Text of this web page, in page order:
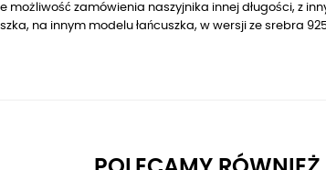
możliwość zamówienia naszyjnika innej długości, z
na innym modelu łańcuszka, w wersji ze srebra